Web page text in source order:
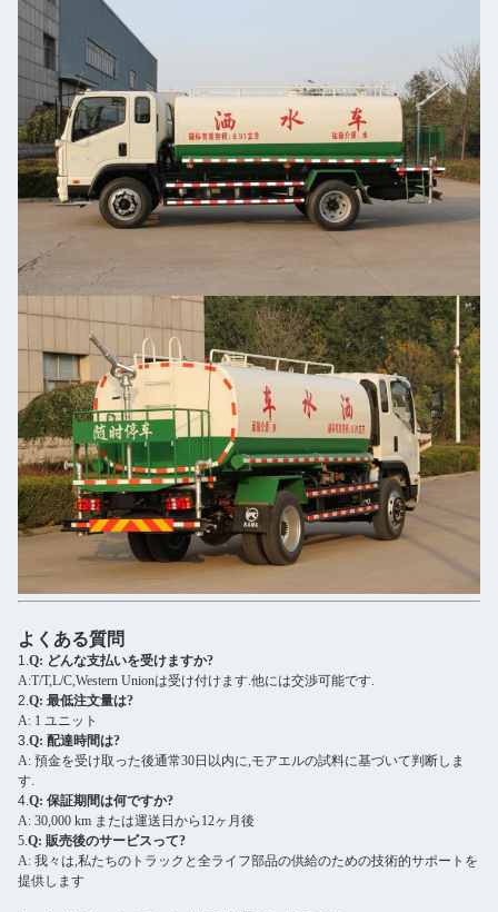
よくある質問
1.Q: どんな支払いを受けますか?
A:T/T,L/C,Western Unionは受け付けます.他には交渉可能です.
2.Q: 最低注文量は?
A: 1 ユニット
3.Q: 配達時間は?
A: 預金を受け取った後通常30日以内に,モアエルの試料に基づいて判断しま
す.
4.Q: 保証期間は何ですか?
A: 30,000 km または運送日から12ヶ月後
5.Q: 販売後のサービスって?
A: 我々は,私たちのトラックと全ライフ部品の供給のための技術的サポートを
提供します